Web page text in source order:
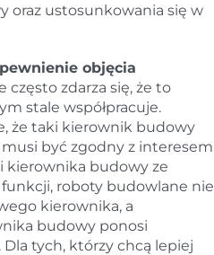
oraz ustosunkowania się w
objęcia
często zdarza się, że to
stale współpracuje.
że taki kierownik budowy
być zgodny z interesem
kierownika budowy ze
roboty budowlane nie
kierownika, a
budowy ponosi
tych, którzy chcą lepiej